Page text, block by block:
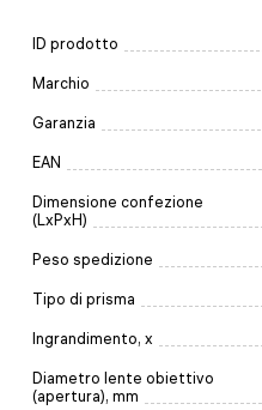
ID prodotto
Marchio
Garanzia
EAN
Dimensione confezione
(LxPxH)
Peso spedizione
Tipo di prisma
Ingrandimento, x
Diametro lente obiettivo
(apertura), mm